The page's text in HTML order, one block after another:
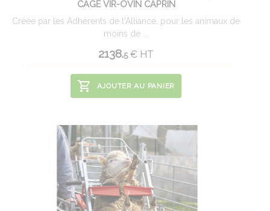
CAGE VIR-OVIN CAPRIN
Créée par les Adhérents de l'Alliance, pour les animaux de
moins de ...
2138.5 € HT
AJOUTER AU PANIER